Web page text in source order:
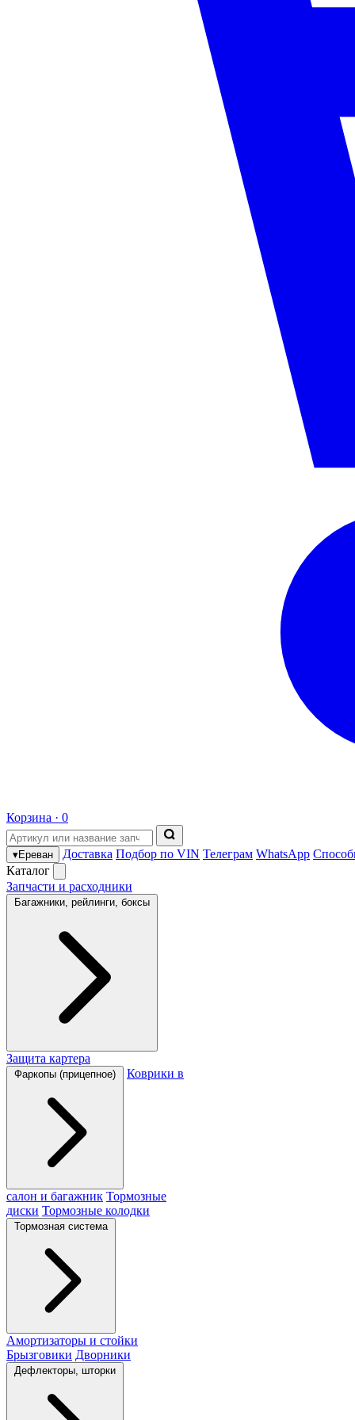
Корзина · 0
▾Ереван Доставка Подбор по VIN Телеграм WhatsApp
Каталог
Запчасти и расходники
Багажники, рейлинги, боксы
Защита картера
Фаркопы (прицепное) Коврики в
салон и багажник Тормозные
диски Тормозные колодки
Тормозная система
Амортизаторы и стойки
Брызговики Дворники
Дефлекторы, шторки